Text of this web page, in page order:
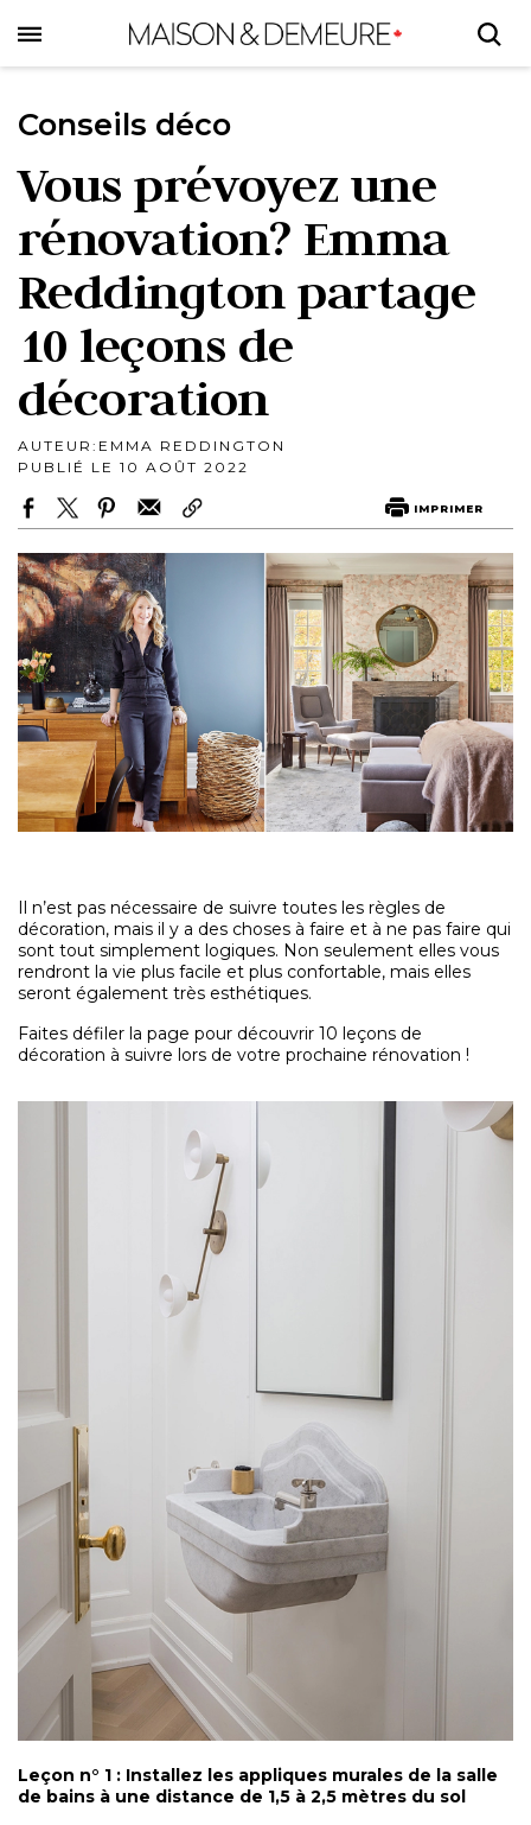
to
main
Conseils déco
Vous prévoyez une
rénovation? Emma
Reddington partage
10 leçons de
décoration
AUTEUR: EMMA REDDINGTON
PUBLIÉ LE 10 AOÛT 2022
IMPRIMER
Il n’est pas nécessaire de suivre toutes les règles de
décoration, mais il y a des choses à faire et à ne pas faire qui
sont tout simplement logiques. Non seulement elles vous
rendront la vie plus facile et plus confortable, mais elles
seront également très esthétiques.
Faites défiler la page pour découvrir 10 leçons de
décoration à suivre lors de votre prochaine rénovation !
Leçon n° 1 : Installez les appliques murales de la salle
de bains à une distance de 1,5 à 2,5 mètres du sol